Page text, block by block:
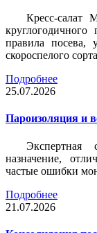
Кресс-салат
правила посева,
скороспелого
Подробнее
25.07.2026
Пароизоляция и
Экспертная
назначение,
частые ошибки
Подробнее
21.07.2026